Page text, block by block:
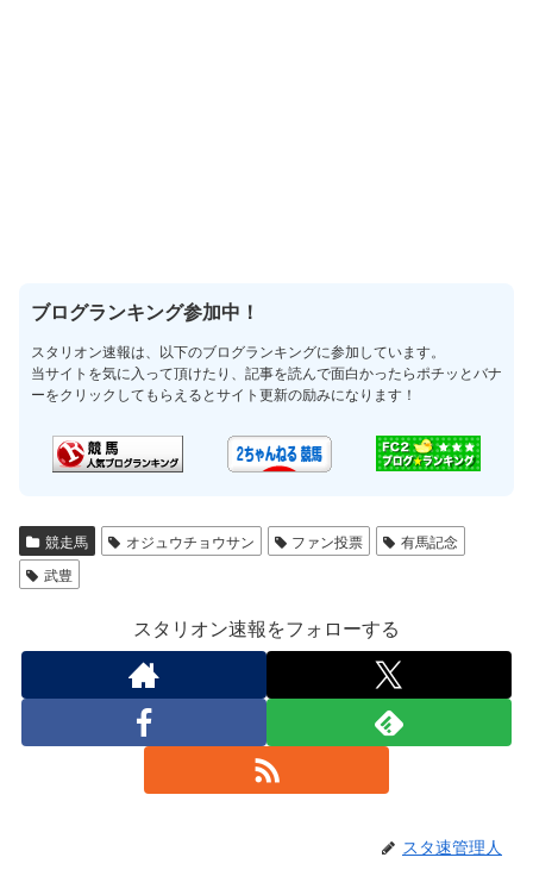
ブログランキング参加中！
スタリオン速報は、以下のブログランキングに参加しています。
当サイトを気に入って頂けたり、記事を読んで面白かったらポチッとバナ
ーをクリックしてもらえるとサイト更新の励みになります！
競走馬 オジュウチョウサン ファン投票
有馬記念
武豊
スタリオン速報をフォローする
スタ速管理人